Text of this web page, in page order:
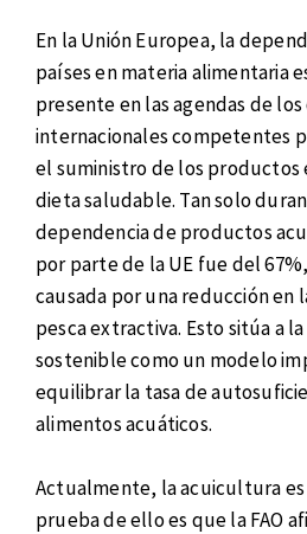
En la Unión Europea, la
países en materia alimentaria
presente en las agendas de los
internacionales competentes
el suministro de los productos
dieta saludable. Tan solo
dependencia de productos
por parte de la UE fue del
causada por una reducción en
pesca extractiva. Esto sitúa a
sostenible como un modelo
equilibrar la tasa de
alimentos acuáticos.
Actualmente, la acuicultura
prueba de ello es que la FAO